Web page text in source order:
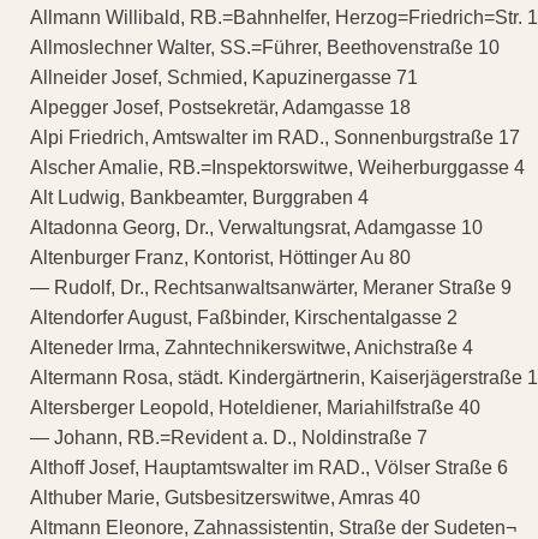
Allmann Willibald, RB.=Bahnhelfer, Herzog=Friedrich=Str.
Allmoslechner Walter, SS.=Führer, Beethovenstraße 10
Allneider Josef, Schmied, Kapuzinergasse 71
Alpegger Josef, Postsekretär, Adamgasse 18
Alpi Friedrich, Amtswalter im RAD., Sonnenburgstraße 17
Alscher Amalie, RB.=Inspektorswitwe, Weiherburggasse 4
Alt Ludwig, Bankbeamter, Burggraben 4
Altadonna Georg, Dr., Verwaltungsrat, Adamgasse 10
Altenburger Franz, Kontorist, Höttinger Au 80
— Rudolf, Dr., Rechtsanwaltsanwärter, Meraner Straße 9
Altendorfer August, Faßbinder, Kirschentalgasse 2
Alteneder Irma, Zahntechnikerswitwe, Anichstraße 4
Altermann Rosa, städt. Kindergärtnerin, Kaiserjägerstraße
Altersberger Leopold, Hoteldiener, Mariahilfstraße 40
— Johann, RB.=Revident a. D., Noldinstraße 7
Althoff Josef, Hauptamtswalter im RAD., Völser Straße 6
Althuber Marie, Gutsbesitzerswitwe, Amras 40
Altmann Eleonore, Zahnassistentin, Straße der Sudeten¬